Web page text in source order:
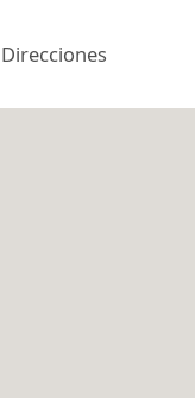
Direcciones